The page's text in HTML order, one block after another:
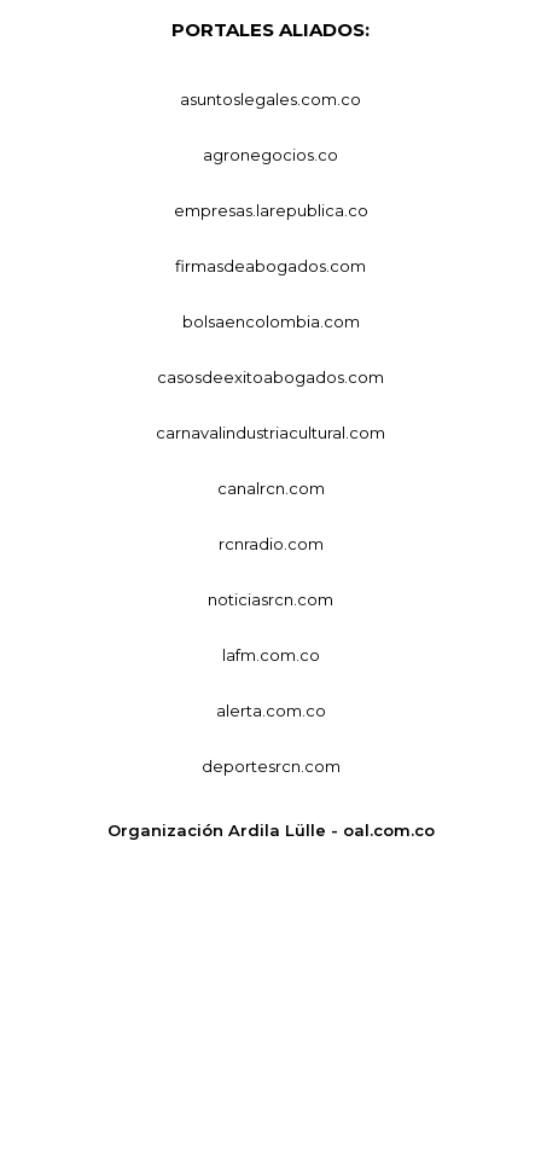
PORTALES ALIADOS:
asuntoslegales.com.co
agronegocios.co
empresas.larepublica.co
firmasdeabogados.com
bolsaencolombia.com
casosdeexitoabogados.com
carnavalindustriacultural.com
canalrcn.com
rcnradio.com
noticiasrcn.com
lafm.com.co
alerta.com.co
deportesrcn.com
Organización Ardila Lülle - oal.com.co